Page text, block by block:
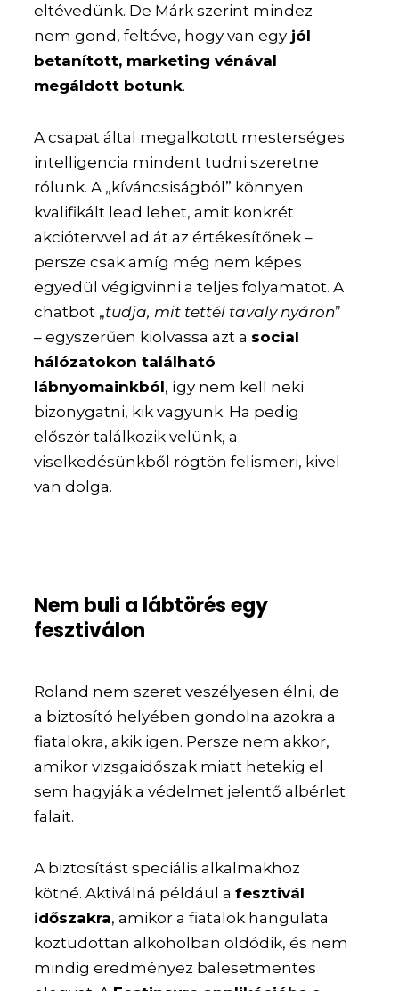
eltévedünk. De Márk szerint mindez
nem gond, feltéve, hogy van egy jól
betanított, marketing vénával
megáldott botunk.
A csapat által megalkotott mesterséges
intelligencia mindent tudni szeretne
rólunk. A „kíváncsiságból” könnyen
kvalifikált lead lehet, amit konkrét
akciótervvel ad át az értékesítőnek –
persze csak amíg még nem képes
egyedül végigvinni a teljes folyamatot. A
chatbot „tudja, mit tettél tavaly nyáron”
– egyszerűen kiolvassa azt a social
hálózatokon található
lábnyomainkból, így nem kell neki
bizonygatni, kik vagyunk. Ha pedig
először találkozik velünk, a
viselkedésünkből rögtön felismeri, kivel
van dolga.
Nem buli a lábtörés egy
fesztiválon
Roland nem szeret veszélyesen élni, de
a biztosító helyében gondolna azokra a
fiatalokra, akik igen. Persze nem akkor,
amikor vizsgaidőszak miatt hetekig el
sem hagyják a védelmet jelentő albérlet
falait.
A biztosítást speciális alkalmakhoz
kötné. Aktiválná például afesztivál
időszakra, amikor a fiatalok hangulata
köztudottan alkoholban oldódik, és nem
mindig eredményez balesetmentes